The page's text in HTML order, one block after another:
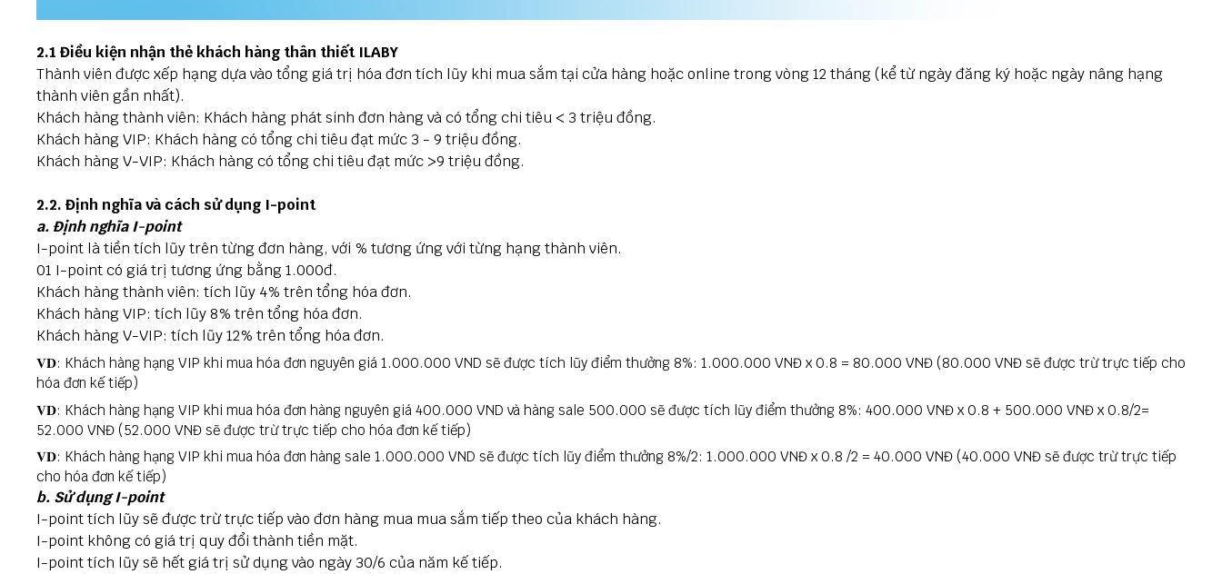
2.1 Điều kiện nhận thẻ khách hàng thân thiết ILABY
Thành viên được xếp hạng dựa vào tổng giá trị hóa đơn tích lũy khi mua sắm tại cửa hàng hoặc online trong vòng 12 tháng (kể từ ngày đăng ký hoặc ngày nâng hạng
thành viên gần nhất).
Khách hàng thành viên: Khách hàng phát sinh đơn hàng và có tổng chi tiêu < 3 triệu đồng.
Khách hàng VIP: Khách hàng có tổng chi tiêu đạt mức 3 - 9 triệu đồng.
Khách hàng V-VIP: Khách hàng có tổng chi tiêu đạt mức >9 triệu đồng.
2.2. Định nghĩa và cách sử dụng I-point
a. Định nghĩa I-point
I-point là tiền tích lũy trên từng đơn hàng, với % tương ứng với từng hạng thành viên.
01 I-point có giá trị tương ứng bằng 1.000đ.
Khách hàng thành viên: tích lũy 4% trên tổng hóa đơn.
Khách hàng VIP: tích lũy 8% trên tổng hóa đơn.
Khách hàng V-VIP: tích lũy 12% trên tổng hóa đơn.
𝐕𝐃: Khách hàng hạng VIP khi mua hóa đơn nguyên giá 1.000.000 VND sẽ được tích lũy điểm thưởng 8%: 1.000.000 VNĐ x 0.8 = 80.000 VNĐ (80.000 VNĐ sẽ được trừ trực tiếp cho
hóa đơn kế tiếp)
𝐕𝐃: Khách hàng hạng VIP khi mua hóa đơn hàng nguyên giá 400.000 VND và hàng sale 500.000 sẽ được tích lũy điểm thưởng 8%: 400.000 VNĐ x 0.8 + 500.000 VNĐ x 0.8/2=
52.000 VNĐ (52.000 VNĐ sẽ được trừ trực tiếp cho hóa đơn kế tiếp)
𝐕𝐃: Khách hàng hạng VIP khi mua hóa đơn hàng sale 1.000.000 VND sẽ được tích lũy điểm thưởng 8%/2: 1.000.000 VNĐ x 0.8 /2 = 40.000 VNĐ (40.000 VNĐ sẽ được trừ trực tiếp
cho hóa đơn kế tiếp)
b. Sử dụng I-point
I-point tích lũy sẽ được trừ trực tiếp vào đơn hàng mua mua sắm tiếp theo của khách hàng.
I-point không có giá trị quy đổi thành tiền mặt.
I-point tích lũy sẽ hết giá trị sử dụng vào ngày 30/6 của năm kế tiếp.